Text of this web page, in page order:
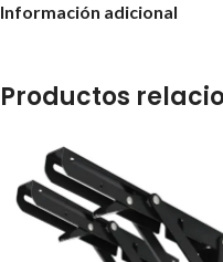
Información adicional
Productos